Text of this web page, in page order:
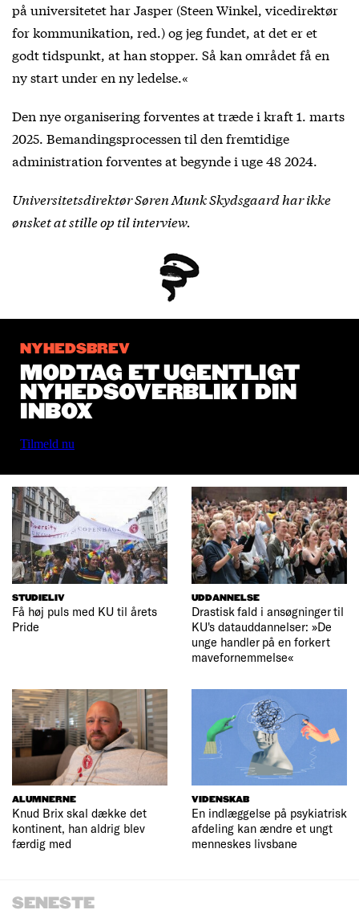
på universitetet har Jasper (Steen Winkel, vicedirektør
for kommunikation, red.) og jeg fundet, at det er et
godt tidspunkt, at han stopper. Så kan området få en
ny start under en ny ledelse.«
Den nye organisering forventes at træde i kraft 1. marts
2025. Bemandingsprocessen til den fremtidige
administration forventes at begynde i uge 48 2024.
Universitetsdirektør Søren Munk Skydsgaard har ikke
ønsket at stille op til interview.
NYHEDSBREV
MODTAG ET UGENTLIGT
NYHEDSOVERBLIK I DIN
INBOX
Tilmeld nu
STUDIELIV
Få høj puls med KU til årets
Pride
UDDANNELSE
Drastisk fald i ansøgninger til
KU's datauddannelser: »De
unge handler på en forkert
mavefornemmelse«
ALUMNERNE
Knud Brix skal dække det
kontinent, han aldrig blev
færdig med
VIDENSKAB
En indlæggelse på psykiatrisk
afdeling kan ændre et ungt
menneskes livsbane
SENESTE